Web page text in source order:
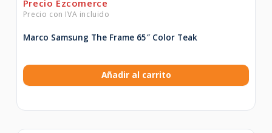
Marco Samsung The Frame 65″ Color Teak
Añadir al carrito